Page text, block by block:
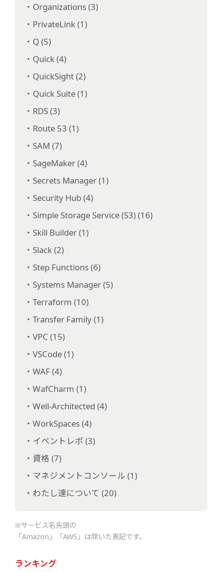
Organizations (3)
PrivateLink (1)
Q (5)
Quick (4)
QuickSight (2)
Quick Suite (1)
RDS (3)
Route 53 (1)
SAM (7)
SageMaker (4)
Secrets Manager (1)
Security Hub (4)
Simple Storage Service (S3) (16)
Skill Builder (1)
Slack (2)
Step Functions (6)
Systems Manager (5)
Terraform (10)
Transfer Family (1)
VPC (15)
VSCode (1)
WAF (4)
WafCharm (1)
Well-Architected (4)
WorkSpaces (4)
イベントレポ (3)
資格 (7)
マネジメントコンソール (1)
わたし達について (20)
※サービス名先頭の
「Amazon」「AWS」は除いた表記です。
ランキング